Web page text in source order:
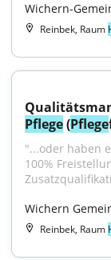
Wichern-
Reinbek, Raum
Pflege (Pflege
"...oder haben
100%
Wichern
Reinbek, Raum